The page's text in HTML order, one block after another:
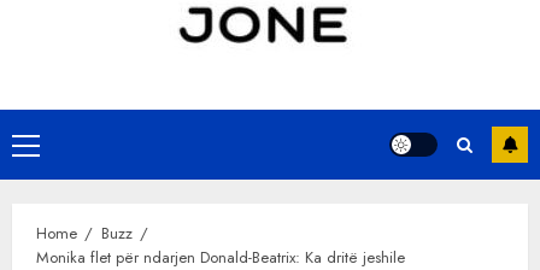
Primary
Menu
Home
Buzz
Monika flet për ndarjen Donald-Beatrix: Ka dritë jeshile